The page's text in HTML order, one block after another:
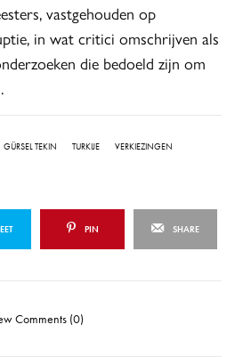
vastgehouden op
in wat critici omschrijven als
die bedoeld zijn om
GÜRSEL TEKIN TURKIJE VERKIEZINGEN
PIN SHARE
Comments (0)